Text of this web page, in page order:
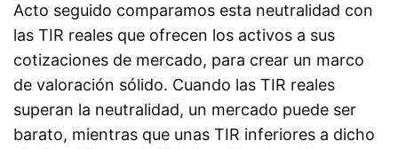
Acto seguido comparamos esta neutralidad con
las TIR reales que ofrecen los activos a sus
cotizaciones de mercado, para crear un marco
de valoración sólido. Cuando las TIR reales
superan la neutralidad, un mercado puede ser
barato, mientras que unas TIR inferiores a dicho